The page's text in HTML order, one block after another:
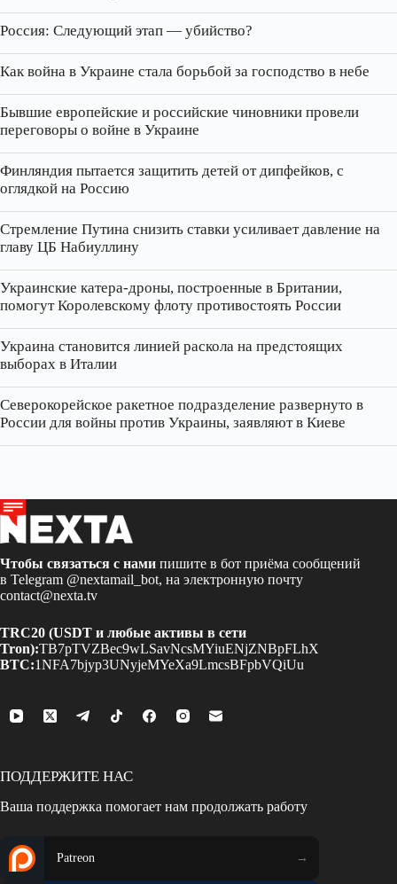
Россия: Следующий этап — убийство?
Как война в Украине стала борьбой за господство в небе
Бывшие европейские и российские чиновники провели
переговоры о войне в Украине
Финляндия пытается защитить детей от дипфейков, с
оглядкой на Россию
Стремление Путина снизить ставки усиливает давление на
главу ЦБ Набиуллину
Украинские катера‑дроны, построенные в Британии,
помогут Королевскому флоту противостоять России
Украина становится линией раскола на предстоящих
выборах в Италии
Северокорейское ракетное подразделение развернуто в
России для войны против Украины, заявляют в Киеве
Чтобы связаться с нами пишите в бот приёма сообщений
в Telegram @nextamail_bot, на электронную почту
contact@nexta.tv
TRC20 (USDT и любые активы в сети
Tron):TB7pTVZBec9wLSavNcsMYiuENjZNBpFLhX
BTC:1NFA7bjyp3UNyjeMYeXa9LmcsBFpbVQiUu
ПОДДЕРЖИТЕ НАС
Ваша поддержка помогает нам продолжать работу
Patreon